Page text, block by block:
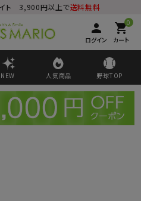
イト 3,900円以上で送料無料
person
ログイン
0
shopping_cart
カート
NEW 人気商品 野球TOP